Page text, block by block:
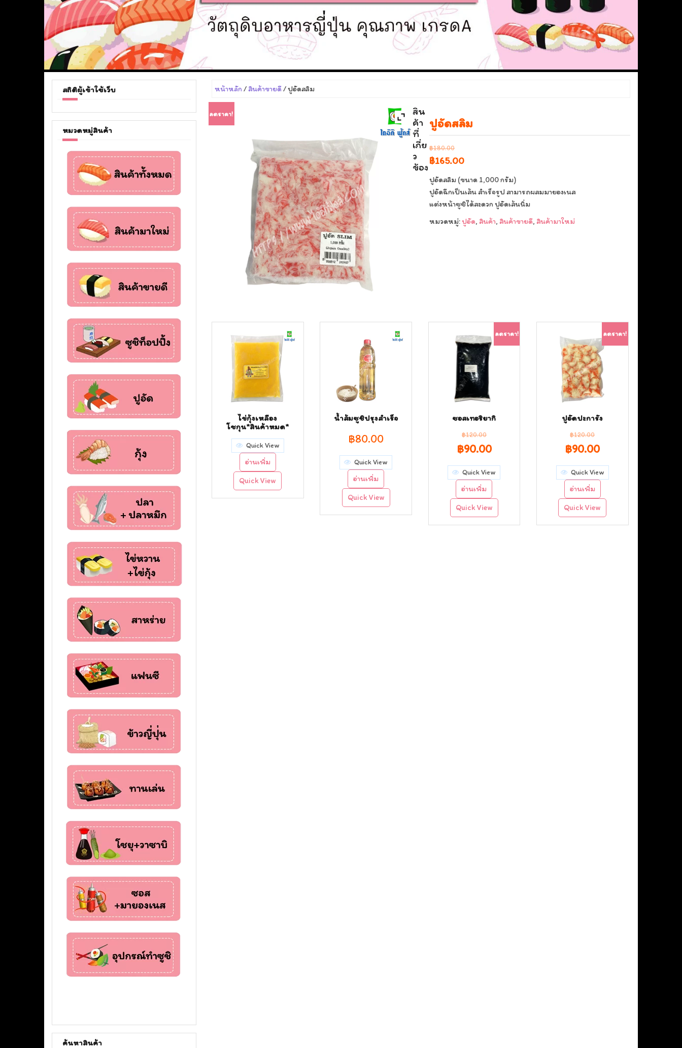
หน้าหลัก /สินค้าขายดี / ปูอัดสลิม
ลดราคา!
ปูอัดสลิม
฿180.00
Original
price
was:
฿180.00.
฿165.00Current
price
is:
฿165.00.
ปูอัดสลิม (ขนาด 1,000 กรัม)
ปูอัดฉีกเป็นเส้น สำเร็จรูป สามารถผสมมายองเนส
แต่งหน้าซูซิได้สะดวก ปูอัดเส้นนิ่ม
หมวดหมู่:ปูอัด, สินค้า, สินค้าขายดี, สินค้ามาใหม่
สิน
ค้า
ที่
เกี่ย
ว
ข้อง
ไข่กุ้งเหลือง
โชกุน*สินค้าหมด*
Quick View
อ่านเพิ่ม
Quick View
น้ำส้มซูชิปรุงสำเร็จ
฿80.00
Quick View
อ่านเพิ่ม
Quick View
ลดราคา!
ซอสเทอริยากิ
฿120.00
Original
price
was:
฿120.00.
฿90.00Current
price
is:
฿90.00.
Quick View
อ่านเพิ่ม
Quick View
ลดราคา!
ปูอัดปะการัง
฿120.00
Original
price
was:
฿120.00.
฿90.00Current
price
is:
฿90.00.
Quick View
อ่านเพิ่ม
Quick View
สถิติผู้เข้าใช้เว็บ
หมวดหมู่สินค้า
ค้นหาสินค้า